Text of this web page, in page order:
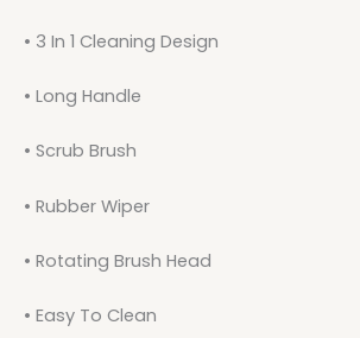
• 3 In 1 Cleaning Design
• Long Handle
• Scrub Brush
• Rubber Wiper
• Rotating Brush Head
• Easy To Clean